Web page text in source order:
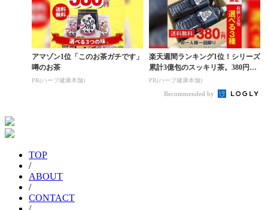
アマゾン1位「このお茶ガチです」
噂のお茶
PR(ハーブ健康本舗)
楽天週間ランキング1位！シリーズ
累計3億包のスッキリ茶。380円で
お試し
PR(ハーブ健康本舗)
Recommended by
TOP
/
ABOUT
/
CONTACT